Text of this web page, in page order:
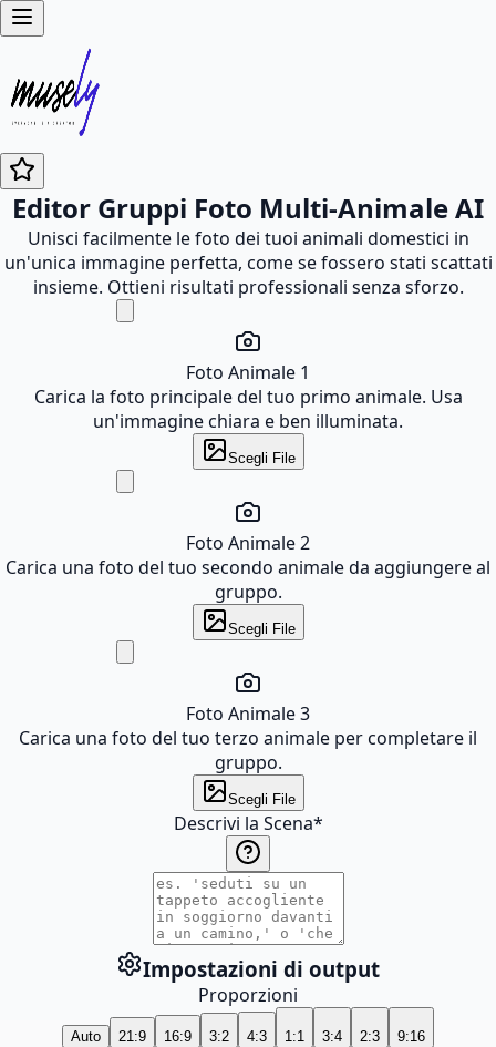
Editor Gruppi Foto Multi-Animale AI
Unisci facilmente le foto dei tuoi animali domestici in
un'unica immagine perfetta, come se fossero stati scattati
insieme. Ottieni risultati professionali senza sforzo.
Foto Animale 1
Carica la foto principale del tuo primo animale. Usa
un'immagine chiara e ben illuminata.
Scegli File
Foto Animale 2
Carica una foto del tuo secondo animale da aggiungere al
gruppo.
Scegli File
Foto Animale 3
Carica una foto del tuo terzo animale per completare il
gruppo.
Scegli File
Descrivi la Scena*
Impostazioni di output
Proporzioni
Auto 21:9 16:9 3:2 4:3 1:1 3:4 2:3 9:16